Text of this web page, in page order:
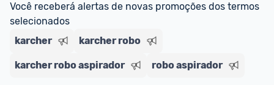
Você receberá alertas de novas promoções dos termos
selecionados
karcher
karcher robo
karcher robo aspirador robo aspirador